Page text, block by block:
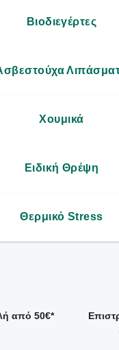
Βιοδιεγέρτες
Χουμικά
Ειδική Θρέψη
Θερμικό Stress
από 50€*